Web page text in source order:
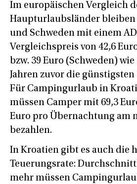
Im europäischen Vergleich
Haupturlaubsländer
und Schweden mit einem
Vergleichspreis von 42,6
bzw. 39 Euro (Schweden)
Jahren zuvor die
Für Campingurlaub in
müssen Camper mit 69,3
Euro pro Übernachtung am
bezahlen.
In Kroatien gibt es auch die
Teuerungsrate:
mehr müssen